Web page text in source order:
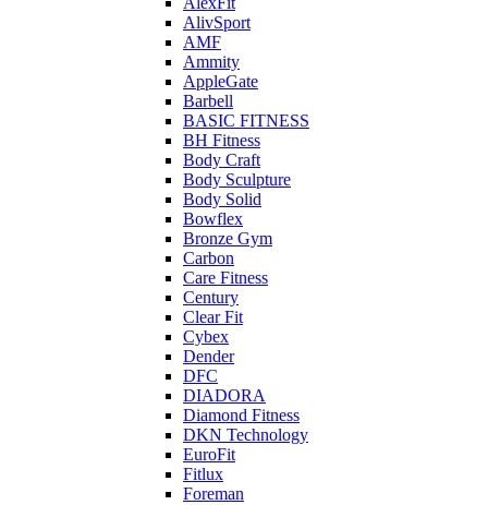
AlivSport
AMF
Ammity
AppleGate
Barbell
BASIC FITNESS
BH Fitness
Body Craft
Body Sculpture
Body Solid
Bowflex
Bronze Gym
Carbon
Care Fitness
Century
Clear Fit
Cybex
Dender
DFC
DIADORA
Diamond Fitness
DKN Technology
EuroFit
Fitlux
Foreman